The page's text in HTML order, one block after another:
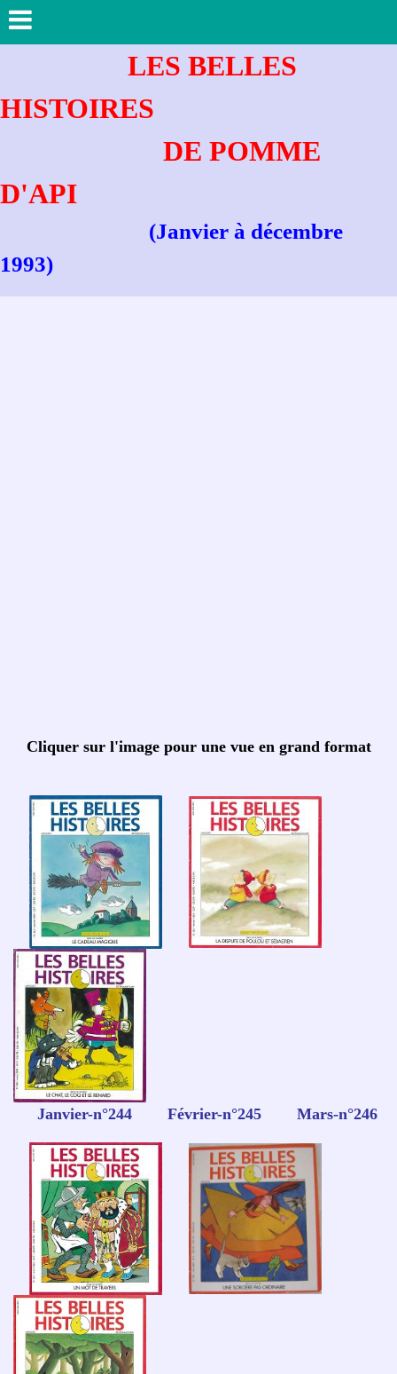
LES BELLES
HISTOIRES
DE POMME
D'API
(Janvier à décembre
1993)
Cliquer sur l'image pour une vue en grand format
Janvier-n°244 Février-n°245 Mars-n°246